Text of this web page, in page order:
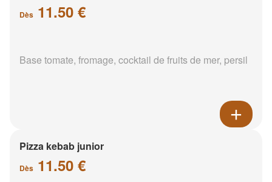
Dès 11.50 €
Base tomate, fromage, cocktail de fruits de mer, persil
Pizza kebab junior
Dès 11.50 €